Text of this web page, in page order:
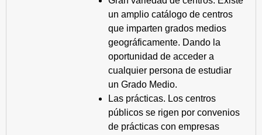
un amplio catálogo de centros
que imparten grados medios
geográficamente. Dando la
oportunidad de acceder a
cualquier persona de estudiar
un Grado Medio.
Las prácticas. Los centros
públicos se rigen por convenios
de prácticas con empresas